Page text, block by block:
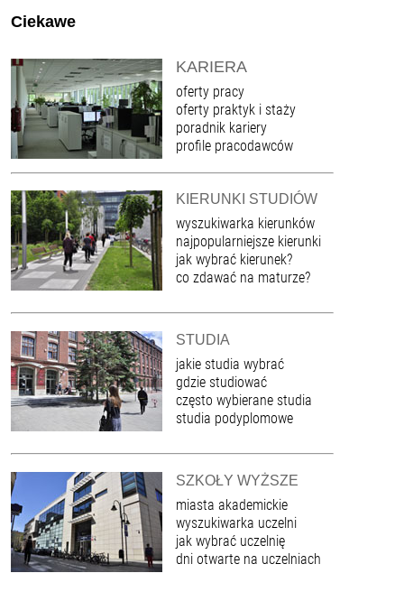
Ciekawe
KARIERA
oferty pracy
oferty praktyk i staży
poradnik kariery
profile pracodawców
KIERUNKI STUDIÓW
wyszukiwarka kierunków
najpopularniejsze kierunki
jak wybrać kierunek?
co zdawać na maturze?
STUDIA
jakie studia wybrać
gdzie studiować
często wybierane studia
studia podyplomowe
SZKOŁY WYŻSZE
miasta akademickie
wyszukiwarka uczelni
jak wybrać uczelnię
dni otwarte na uczelniach